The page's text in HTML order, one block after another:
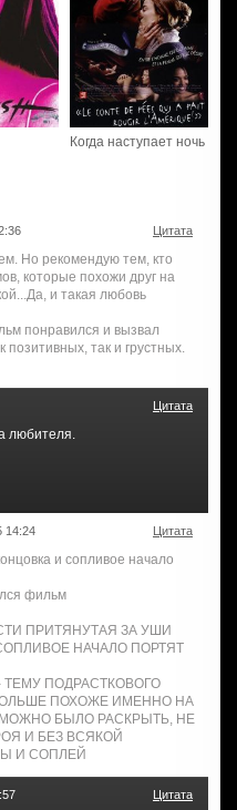
Когда наступает ночь
Цитата
Но рекомендую тем, кто
которые похожи друг на
и такая любовь
понравился и вызвал
позитивных, так и грустных.
Цитата
любителя.
14:24 Цитата
и сопливое начало
фильм
ПРИТЯНУТАЯ ЗА УШИ
НАЧАЛО ПОРТЯТ
ПОДРАСТКОВОГО
ПОХОЖЕ ИМЕННО НА
БЫЛО РАСКРЫТЬ, НЕ
И БЕЗ ВСЯКОЙ
И СОПЛЕЙ
Цитата